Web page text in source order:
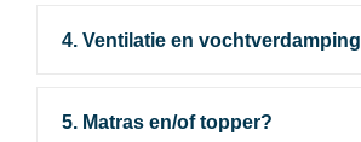
4. Ventilatie en vochtverdamping
5. Matras en/of topper?